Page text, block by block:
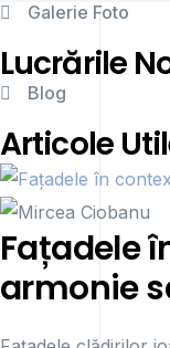
Galerie Foto
Lucrările
Blog
Articole
Fațadele
armonie